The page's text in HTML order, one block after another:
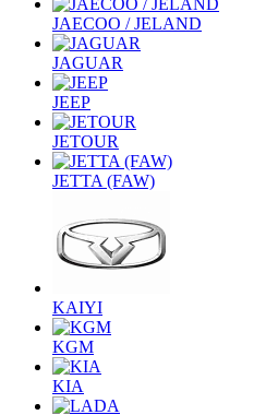
JAECOO / JELAND
JAGUAR
JEEP
JETOUR
JETTA (FAW)
KAIYI
KGM
KIA